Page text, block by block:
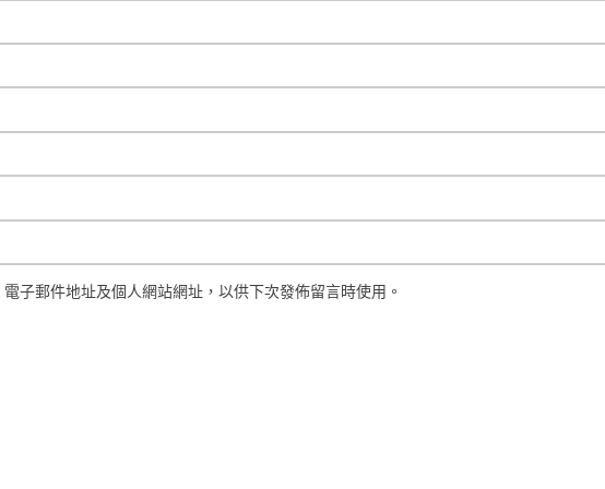
子郵件地址及個人網站網址，以供下次發佈留言時使用。